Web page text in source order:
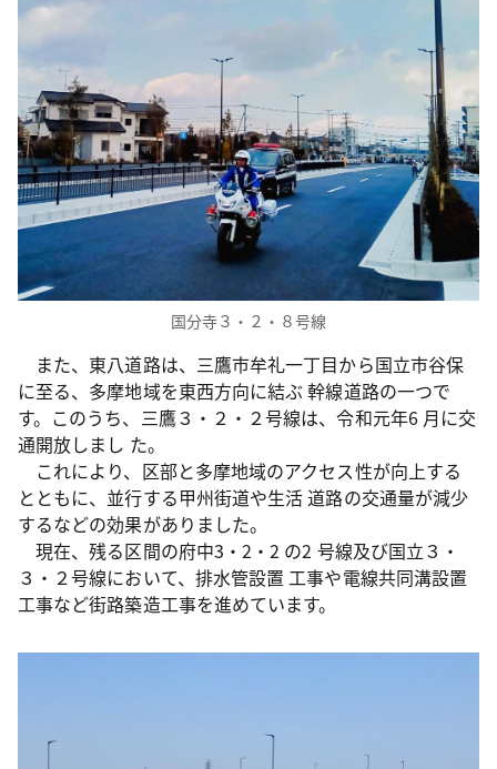
国分寺３・２・８号線
また、東八道路は、三鷹市牟礼一丁目から国立市谷保
に至る、多摩地域を東西方向に結ぶ 幹線道路の一つで
す。このうち、三鷹３・２・２号線は、令和元年6 月に交
通開放しまし た。
これにより、区部と多摩地域のアクセス性が向上する
とともに、並行する甲州街道や生活 道路の交通量が減少
するなどの効果がありました。
現在、残る区間の府中3・2・2 の2 号線及び国立３・
３・２号線において、排水管設置 工事や電線共同溝設置
工事など街路築造工事を進めています。